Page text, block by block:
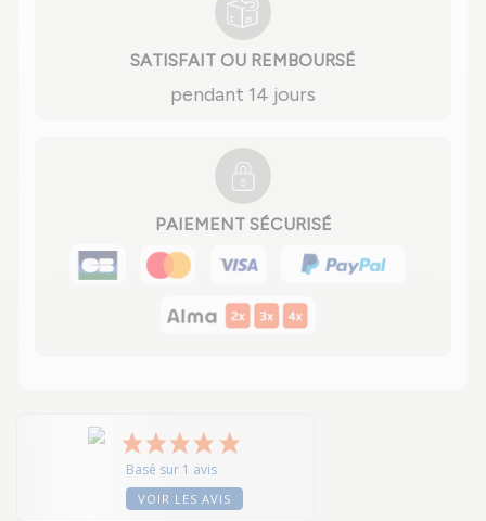
SATISFAIT OU REMBOURSÉ
pendant 14 jours
PAIEMENT SÉCURISÉ
Basé sur 1 avis
VOIR LES AVIS